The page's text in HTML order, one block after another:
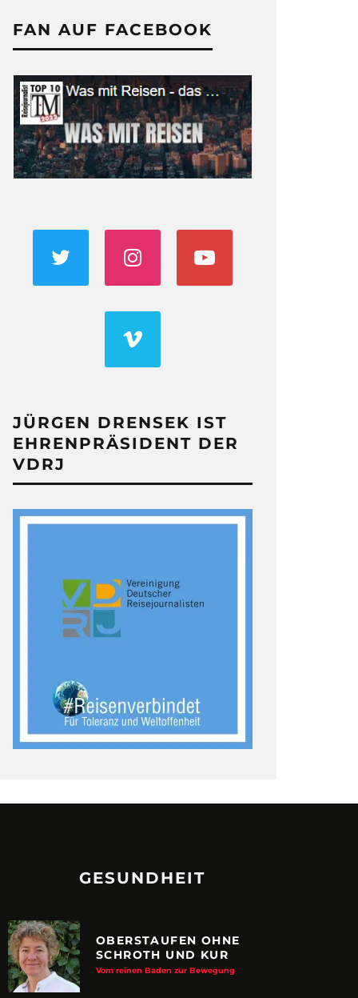
FAN AUF FACEBOOK
JÜRGEN DRENSEK IST
EHRENPRÄSIDENT DER
VDRJ
GESUNDHEIT
OBERSTAUFEN OHNE
SCHROTH UND KUR
Vom reinen Baden zur Bewegung